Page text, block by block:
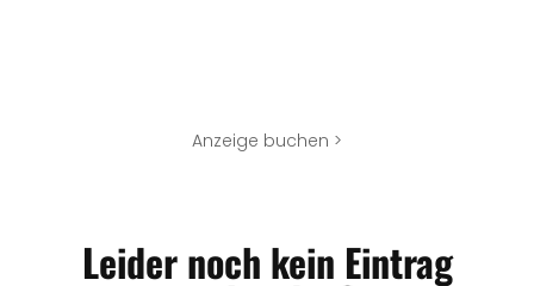
Anzeige buchen >
Leider noch kein Eintrag